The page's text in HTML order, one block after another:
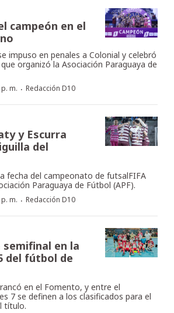
campeón en el
impuso en penales a Colonial y celebró
organizó la Asociación Paraguaya de
m. · Redacción D10
y Escurra
del
fecha del campeonato de futsalFIFA
Paraguaya de Fútbol (APF).
m. · Redacción D10
en la
del fútbol de
en el Fomento, y entre el
7 se definen a los clasificados para el
título.